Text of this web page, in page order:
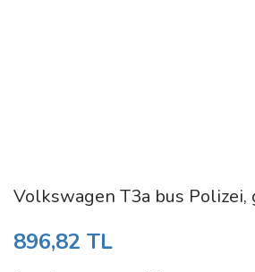
Volkswagen T3a bus Polizei,
896,82 TL